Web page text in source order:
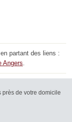
partant des liens :
Angers.
près de votre domicile